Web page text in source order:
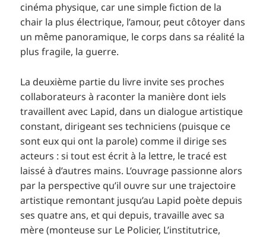
cinéma physique, car une simple fiction de la
chair la plus électrique, l’amour, peut côtoyer dans
un même panoramique, le corps dans sa réalité la
plus fragile, la guerre.
La deuxième partie du livre invite ses proches
collaborateurs à raconter la manière dont iels
travaillent avec Lapid, dans un dialogue artistique
constant, dirigeant ses techniciens (puisque ce
sont eux qui ont la parole) comme il dirige ses
acteurs : si tout est écrit à la lettre, le tracé est
laissé à d’autres mains. L’ouvrage passionne alors
par la perspective qu’il ouvre sur une trajectoire
artistique remontant jusqu’au Lapid poète depuis
ses quatre ans, et qui depuis, travaille avec sa
mère (monteuse sur Le Policier, L’institutrice,